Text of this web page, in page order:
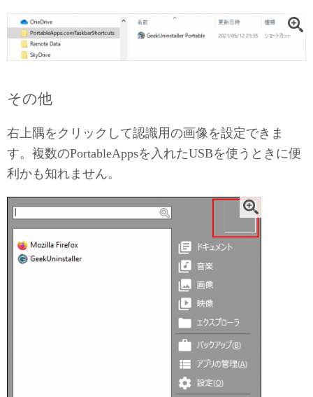
その他
右上隅をクリックして認識用の画像を設定できま
す。複数のPortableAppsを入れたUSBを使うときに便
利かも知れません。